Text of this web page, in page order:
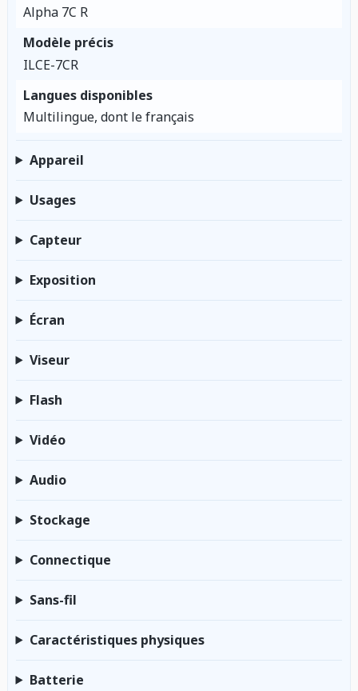
Alpha 7C R
Modèle précis
ILCE-7CR
Langues disponibles
Multilingue, dont le français
Appareil
Usages
Capteur
Exposition
Écran
Viseur
Flash
Vidéo
Audio
Stockage
Connectique
Sans-fil
Caractéristiques physiques
Batterie